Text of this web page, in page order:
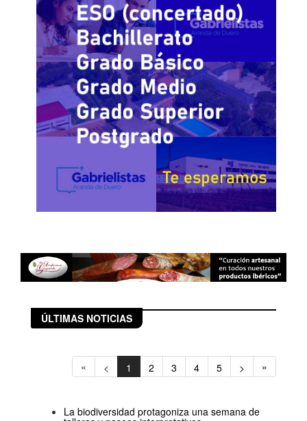
ÚLTIMAS NOTICIAS
« < 1 2 3 4 5 > »
La biodiversidad protagoniza una semana de